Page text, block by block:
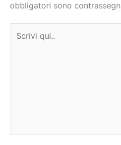
obbligatori sono
qui..